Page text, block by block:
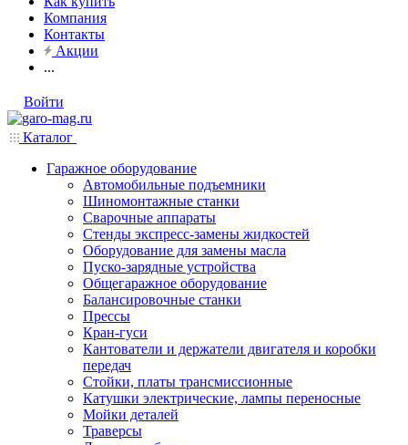
Компания
Контакты
Акции
...
Войти
Каталог
Гаражное оборудование
Автомобильные подъемники
Шиномонтажные станки
Сварочные аппараты
Стенды экспресс-замены жидкостей
Оборудование для замены масла
Пуско-зарядные устройства
Общегаражное оборудование
Балансировочные станки
Прессы
Кран-гуси
Кантователи и держатели двигателя и коробки
передач
Стойки, платы трансмиссионные
Катушки электрические, лампы переносные
Мойки деталей
Траверсы